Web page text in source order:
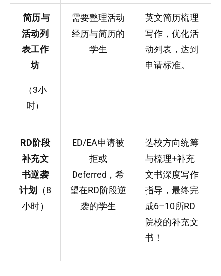
简历与
活动列
表工作
坊
（3小
时）
需要整理活动
经历与简历的
学生
英文简历梳理
写作，优化活
动列表，达到
申请标准。
RD阶段
补充文
书逆袭
计划
（8
小时）
ED/EA申请被
拒或
Deferred，希
望在RD阶段逆
袭的学生
选校方向统筹
与梳理+补充
文书深度写作
指导，最终完
成6–10所RD
院校的补充文
书！